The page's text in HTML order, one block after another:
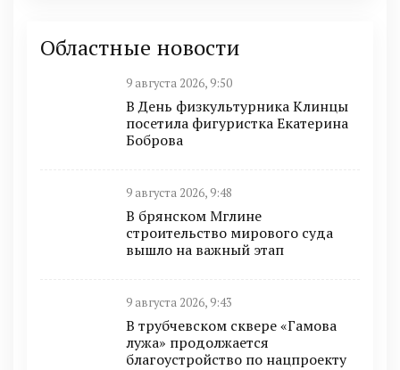
Областные новости
9 августа 2026, 9:50
В День физкультурника Клинцы
посетила фигуристка Екатерина
Боброва
9 августа 2026, 9:48
В брянском Мглине
строительство мирового суда
вышло на важный этап
9 августа 2026, 9:43
В трубчевском сквере «Гамова
лужа» продолжается
благоустройство по нацпроекту